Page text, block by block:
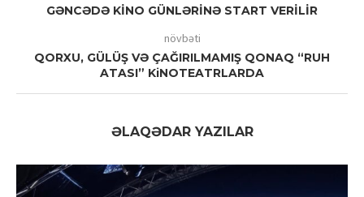
GƏNCƏDƏ KİNO GÜNLƏRİNƏ START VERİLİR
növbəti
QORXU, GÜLÜŞ VƏ ÇAĞIRILMAMIŞ QONAQ “RUH
ATASI” KiNOTEATRLARDA
ƏLAQƏDAR YAZILAR